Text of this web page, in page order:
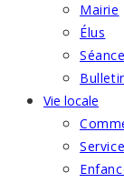
Mairie
Élus
Vie locale